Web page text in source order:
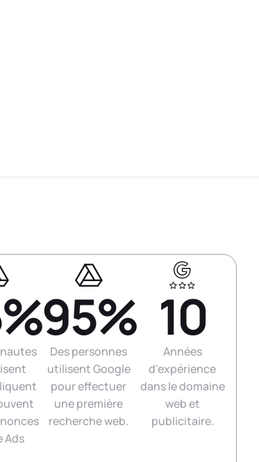
Ads
95%
Des personnes
utilisent Google
pour effectuer
une première
recherche web.
10
Années
d'expérience
dans le domaine
web et
publicitaire.